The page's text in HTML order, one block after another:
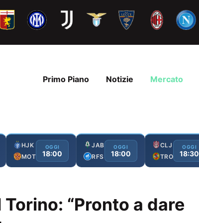
Primo Piano Notizie Mercato
HJK
MOT
OGGI
18:00
JAB
RFS
OGGI
18:00
CLJ
TRO
OGGI
18:30
“Pronto a dare